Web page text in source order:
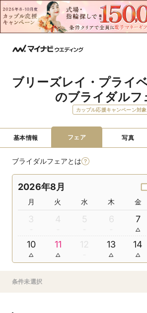
ブリーズレイ・プライ
のブライダルフ
カップル応援キャンペーン対象
基本情報 フェア 写真
ブライダルフェアとは
2026年8月
月 火 水 木 金
3 4 5 6 7
10 11 12 13 14
条件未選択